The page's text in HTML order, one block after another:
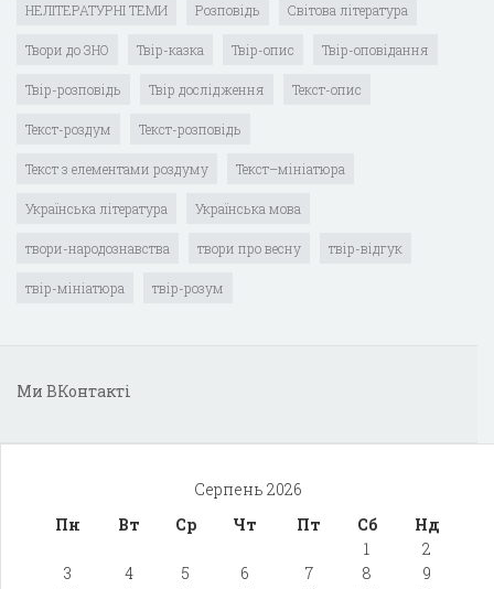
НЕЛІТЕРАТУРНІ ТЕМИ Розповідь Світова література
Твори до ЗНО Твір-казка Твір-опис Твір-оповідання
Твір-розповідь Твір дослідження Текст-опис
Текст-роздум Текст-розповідь
Текст з елементами роздуму Текст–мініатюра
Українська література Українська мова
твори-народознавства твори про весну твір-відгук
твір-мініатюра твір-розум
Ми ВКонтакті
Серпень 2026
Пн
Вт Ср Чт Пт Сб
Нд
1
2
3
4 5 6 7 8
9